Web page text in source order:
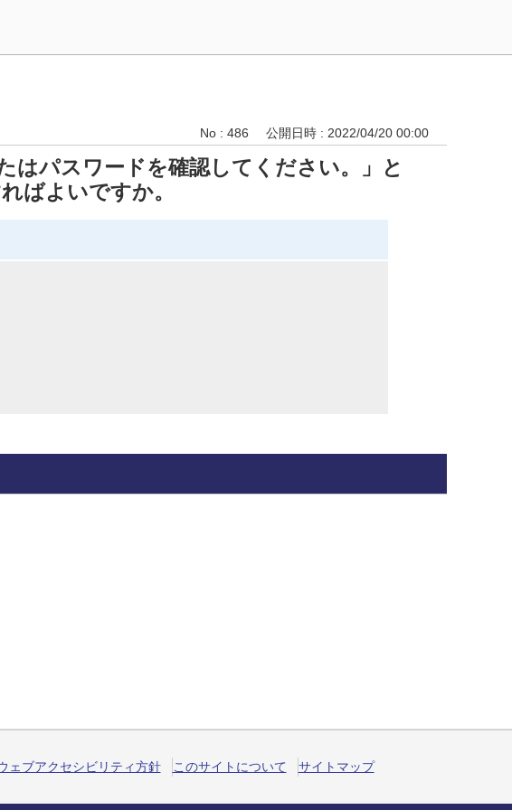
No : 486 公開日時 : 2022/04/20 00:00
はパスワードを確認してください。」と
ばよいですか。
ェブアクセシビリティ方針 このサイトについて サイトマップ